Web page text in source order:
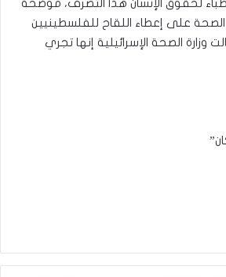
لحقوق الإنسان هذا التصرف، موضحة
الصحة على إعطاء اللقاح للفلسطينيين
وزارة الصحة الإسرائيلية إنها تجري